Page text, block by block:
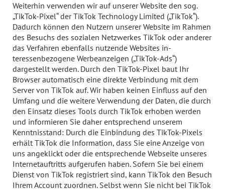
Weiterhin verwenden wir auf unserer Website den sog.
„TikTok-Pixel“ der TikTok Technology Limited („TikTok“).
Dadurch können den Nutzern unserer Website im Rahmen
des Besuchs des sozialen Netzwerkes TikTok oder anderer
das Verfahren ebenfalls nutzende Websites in-
teressenbezogene Werbeanzeigen („TikTok-Ads“)
dargestellt werden. Durch den TikTok-Pixel baut Ihr
Browser automatisch eine direkte Verbindung mit dem
Server von TikTok auf. Wir haben keinen Einfluss auf den
Umfang und die weitere Verwendung der Daten, die durch
den Einsatz dieses Tools durch TikTok erhoben werden
und informieren Sie daher entsprechend unserem
Kenntnisstand: Durch die Einbindung des TikTok-Pixels
erhält TikTok die Information, dass Sie eine Anzeige von
uns angeklickt oder die entsprechende Webseite unseres
Internetauftritts aufgerufen haben. Sofern Sie bei einem
Dienst von TikTok registriert sind, kann TikTok den Besuch
Ihrem Account zuordnen. Selbst wenn Sie nicht bei TikTok